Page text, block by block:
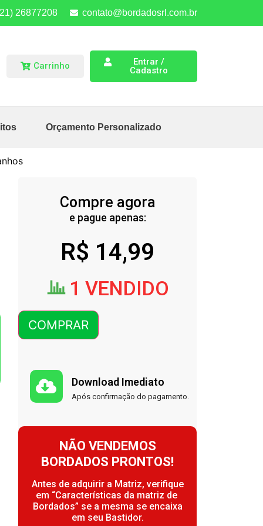
26877208 contato@bordadosrl.com.br
Carrinho
Entrar /
Cadastro
Orçamento Personalizado
Compre agora
e pague apenas:
R$ 14,99
1 VENDIDO
COMPRAR
Download Imediato
Após confirmação do pagamento.
NÃO VENDEMOS
BORDADOS PRONTOS!
Antes de adquirir a Matriz, verifique
em “Características da matriz de
Bordados” se a mesma se encaixa
em seu Bastidor.